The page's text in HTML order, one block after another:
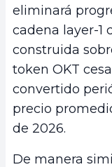
eliminará
cadena layer-1
construida
token OKT
convertido
precio
de 2026.
De manera